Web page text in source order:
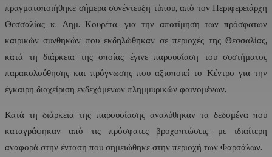
πραγματοποιήθηκε σήμερα συνέντευξη τύπου, από τον Περιφερειάρχη
Θεσσαλίας κ. Δημ. Κουρέτα, για την αποτίμηση των πρόσφατων
καιρικών συνθηκών που εκδηλώθηκαν σε περιοχές της Θεσσαλίας,
κατά τη διάρκεια της οποίας έγινε παρουσίαση του συστήματος
παρακολούθησης και πρόγνωσης που αξιοποιεί το Κέντρο για την
έγκαιρη διαχείριση ενδεχόμενων πλημμυρικών φαινομένων.
Κατά τη διάρκεια της παρουσίασης αναλύθηκαν τα δεδομένα που
καταγράφηκαν από τις πρόσφατες βροχοπτώσεις, με ιδιαίτερη
αναφορά στην ένταση που σημειώθηκε στην περιοχή των Φαρσάλων.